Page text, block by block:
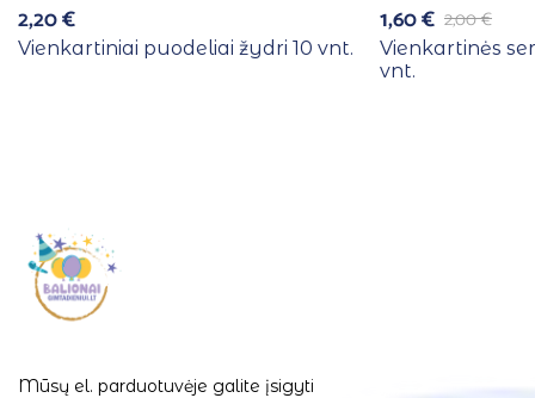
2,20€
Vienkartiniai puodeliai žydri 10 vnt.
2,00€
1,60€
Vienkartinės
vnt.
Mūsų el. parduotuvėje galite įsigyti